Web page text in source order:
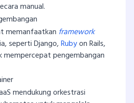
manual.
memanfaatkan framework
seperti Django,Rubyon Rails,
mempercepat pengembangan
mendukung orkestrasi